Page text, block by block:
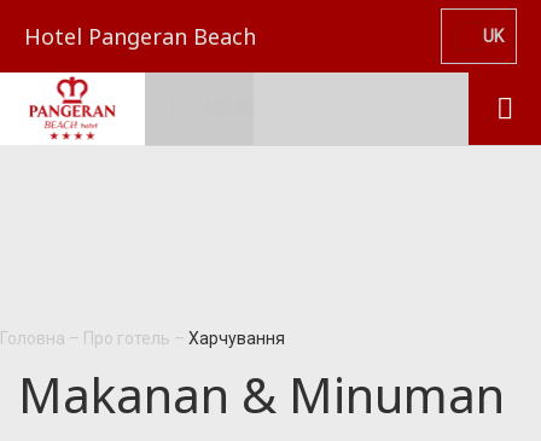
Hotel Pangeran Beach UK
Головна – Про готель – Харчування
Makanan & Minuman